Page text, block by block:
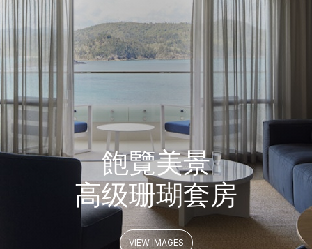
飽覽美景
高级珊瑚套房
VIEW IMAGES